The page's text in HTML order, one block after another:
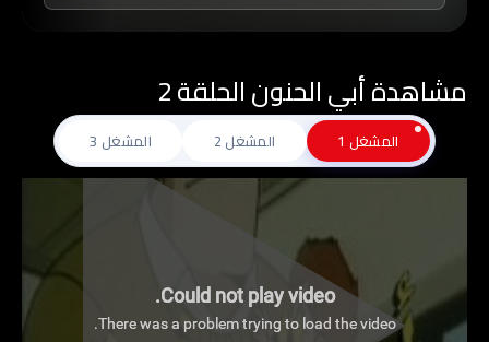
مشاهدة أبي الحنون الحلقة 2
المشغل 1 المشغل 2 المشغل 3
Could not play video.
There was a problem trying to load the video.